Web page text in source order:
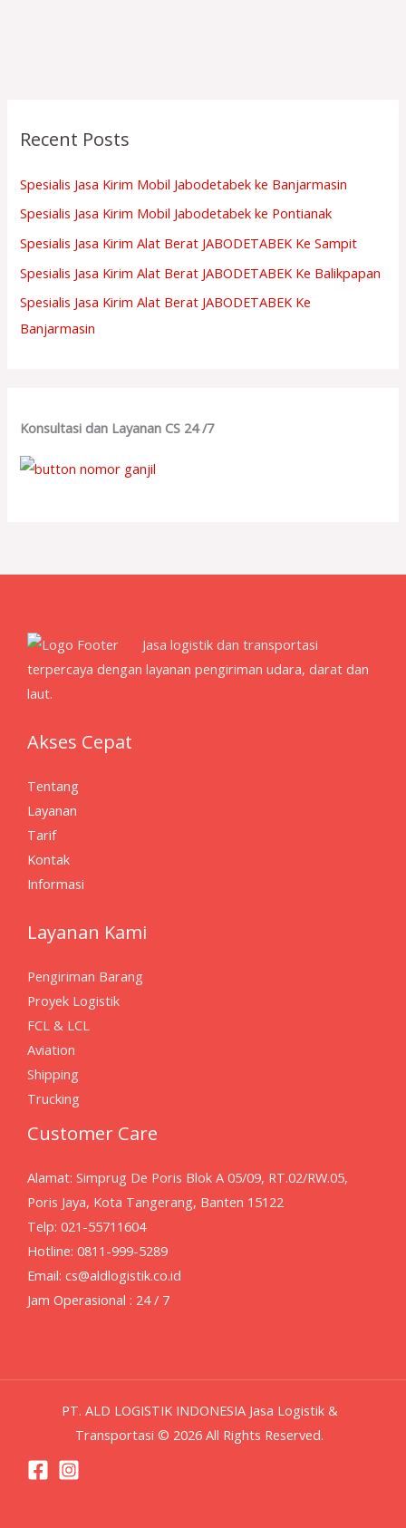
Recent Posts
Spesialis Jasa Kirim Mobil Jabodetabek ke Banjarmasin
Spesialis Jasa Kirim Mobil Jabodetabek ke Pontianak
Spesialis Jasa Kirim Alat Berat JABODETABEK Ke Sampit
Spesialis Jasa Kirim Alat Berat JABODETABEK Ke Balikpapan
Spesialis Jasa Kirim Alat Berat JABODETABEK Ke
Banjarmasin
Konsultasi dan Layanan CS 24 /7
Jasa logistik dan transportasi
terpercaya dengan layanan pengiriman udara, darat dan
laut.
Akses Cepat
Tentang
Layanan
Tarif
Kontak
Informasi
Layanan Kami
Pengiriman Barang
Proyek Logistik
FCL & LCL
Aviation
Shipping
Trucking
Customer Care
Alamat: Simprug De Poris Blok A 05/09, RT.02/RW.05,
Poris Jaya, Kota Tangerang, Banten 15122
Telp: 021-55711604
Hotline: 0811-999-5289
Email: cs@aldlogistik.co.id
Jam Operasional : 24 / 7
PT. ALD LOGISTIK INDONESIA Jasa Logistik &
Transportasi © 2026 All Rights Reserved.